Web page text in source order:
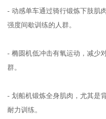
- 动感单车通过骑行锻炼下肢肌
强度间歇训练的人群。
- 椭圆机低冲击有氧运动，减少
群。
- 划船机锻炼全身肌肉，尤其是
耐力训练。